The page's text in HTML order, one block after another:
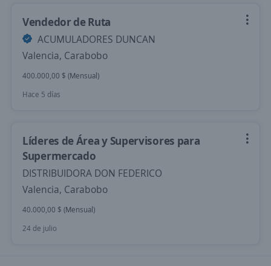
Vendedor de Ruta
ACUMULADORES DUNCAN
Valencia, Carabobo
400.000,00 $ (Mensual)
Hace 5 días
Líderes de Área y Supervisores para
Supermercado
DISTRIBUIDORA DON FEDERICO
Valencia, Carabobo
40.000,00 $ (Mensual)
24 de julio